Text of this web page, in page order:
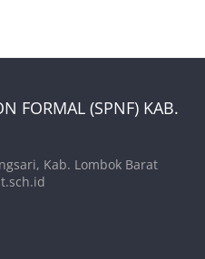
FORMAL (SPNF) KAB.
Kab. Lombok Barat